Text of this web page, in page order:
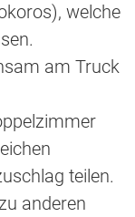
welche
am Truck
teilen.
anderen